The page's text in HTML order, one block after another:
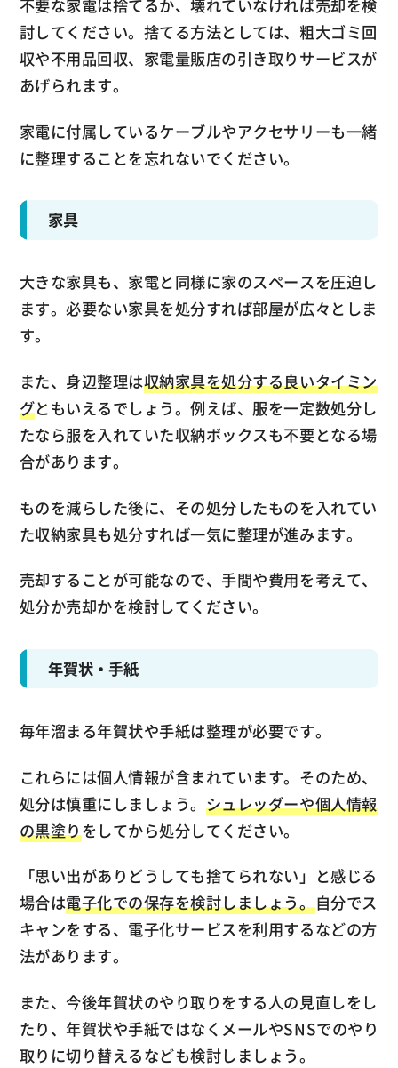
不要な家電は捨てるか、壊れていなければ売却を検
討してください。捨てる方法としては、粗大ゴミ回
収や不用品回収、家電量販店の引き取りサービスが
あげられます。
家電に付属しているケーブルやアクセサリーも一緒
に整理することを忘れないでください。
家具
大きな家具も、家電と同様に家のスペースを圧迫し
ます。必要ない家具を処分すれば部屋が広々としま
す。
また、身辺整理は収納家具を処分する良いタイミン
グともいえるでしょう。例えば、服を一定数処分し
たなら服を入れていた収納ボックスも不要となる場
合があります。
ものを減らした後に、その処分したものを入れてい
た収納家具も処分すれば一気に整理が進みます。
売却することが可能なので、手間や費用を考えて、
処分か売却かを検討してください。
年賀状・手紙
毎年溜まる年賀状や手紙は整理が必要です。
これらには個人情報が含まれています。そのため、
処分は慎重にしましょう。 シュレッダーや個人情報
の黒塗りをしてから処分してください。
「思い出がありどうしても捨てられない」と感じる
場合は電子化での保存を検討しましょう。自分でス
キャンをする、電子化サービスを利用するなどの方
法があります。
また、今後年賀状のやり取りをする人の見直しをし
たり、年賀状や手紙ではなくメールやSNSでのやり
取りに切り替えるなども検討しましょう。